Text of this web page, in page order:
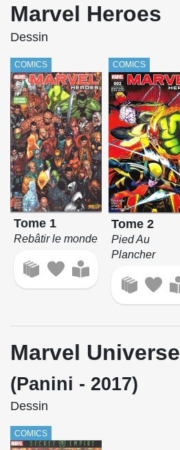
Marvel Heroes
Dessin
COMICS
Tome 1
Rebâtir le monde
COMICS
Tome 2
Pied Au
Plancher
Marvel Universe
(Panini - 2017)
Dessin
COMICS